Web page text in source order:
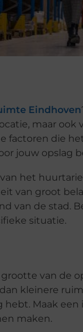
Eindhoven
maar ook
factoren die
jouw opslag
het
van groot
van de stad.
situatie.
van de
kleinere
Maak een
maken.